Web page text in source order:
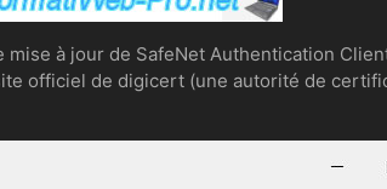
à jour de SafeNet Authentication
officiel de digicert (une autorité de